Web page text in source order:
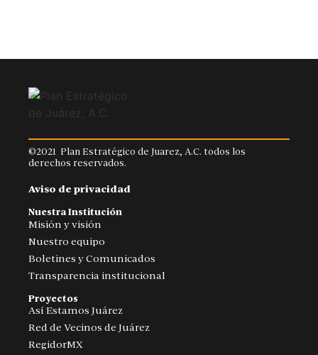
©2021 Plan Estratégico de Juarez, A.C. todos los
derechos reservados.
Aviso de privacidad
Nuestra Institución
Misión y visión
Nuestro equipo
Boletines y Comunicados
Transparencia institucional
Proyectos
Así Estamos Juárez
Red de Vecinos de Juárez
RegidorMX